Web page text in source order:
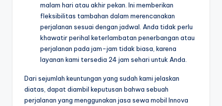
malam hari atau akhir pekan. Ini memberikan
fleksibilitas tambahan dalam merencanakan
perjalanan sesuai dengan jadwal. Anda tidak perlu
khawatir perihal keterlambatan penerbangan atau
perjalanan pada jam-jam tidak biasa, karena
layanan kami tersedia 24 jam sehari untuk Anda.
Dari sejumlah keuntungan yang sudah kami jelaskan
diatas, dapat diambil keputusan bahwa sebuah
perjalanan yang menggunakan jasa sewa mobil Innova